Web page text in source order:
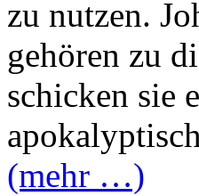
zu nutzen.
gehören zu
schicken sie
(mehr …)